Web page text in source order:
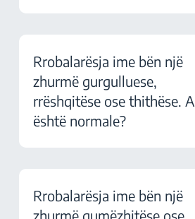
Rrobalarësja ime bën një
zhurmë gurgulluese,
rrëshqitëse ose thithëse. A
është normale?
Rrobalarësja ime bën një
zhurmë gumëzhitëse ose